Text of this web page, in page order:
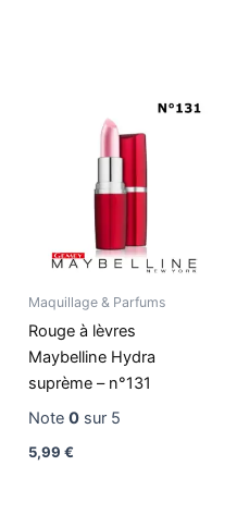
Maquillage & Parfums
Rouge à lèvres
Maybelline Hydra
suprème – n°131
Note 0sur 5
5,99 €